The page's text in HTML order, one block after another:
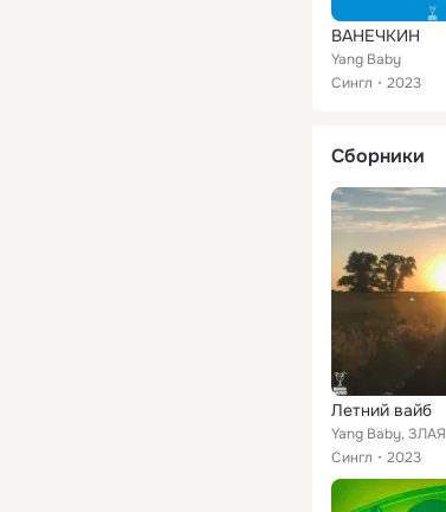
ВАНЕЧКИН
Yang Baby
Сингл
2023
Сборники
Летний вайб
Yang Baby, ЗЛАЯ
Сингл
2023